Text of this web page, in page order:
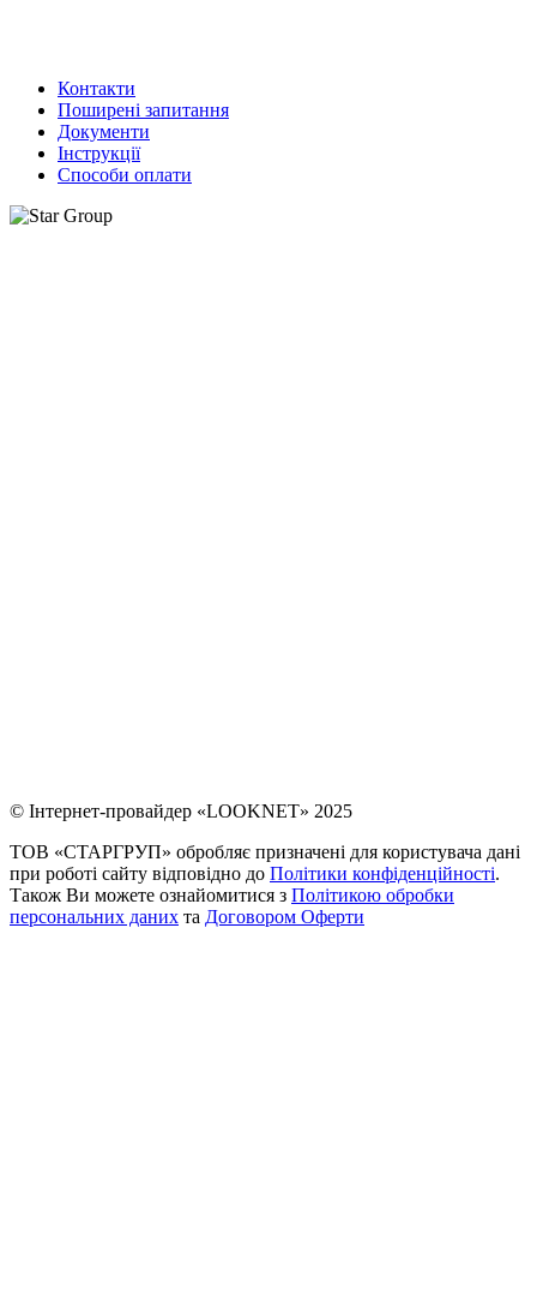
Контакти
Поширені запитання
Документи
Інструкції
Способи оплати
© Інтернет-провайдер «LOOKNET» 2025
ТОВ «СТАРГРУП» обробляє призначені для користувача дані
при роботі сайту відповідно до Політики конфіденційності.
Також Ви можете ознайомитися з Політикою обробки
персональних даних та Договором Оферти